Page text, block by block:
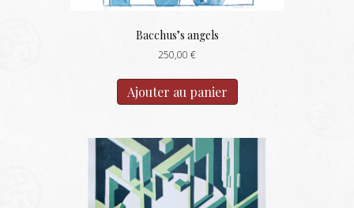
Bacchus’s angels
250,00 €
Ajouter au panier